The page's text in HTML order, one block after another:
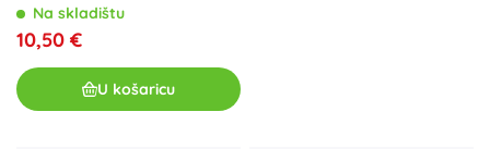
Na skladištu
10,50 €
U košaricu